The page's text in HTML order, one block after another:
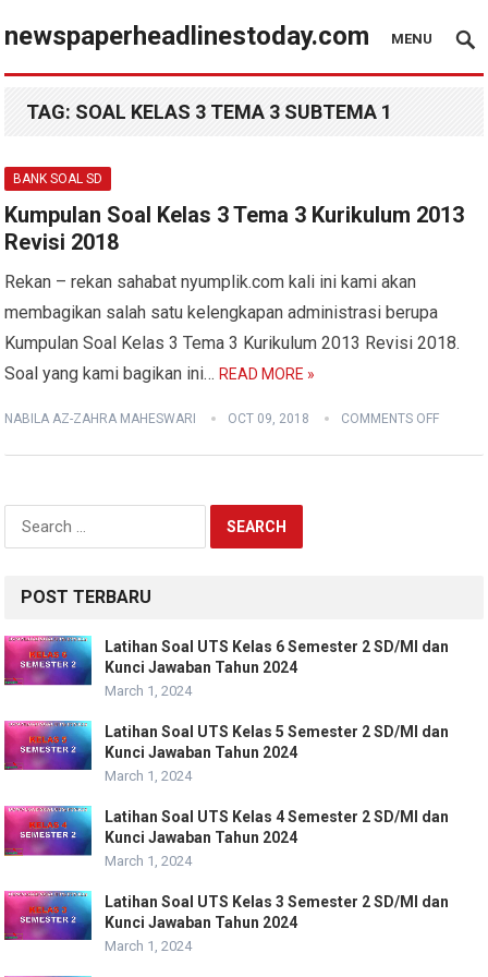
newspaperheadlinestoday.com MENU
TAG: SOAL KELAS 3 TEMA 3 SUBTEMA 1
BANK SOAL SD
Kumpulan Soal Kelas 3 Tema 3 Kurikulum 2013
Revisi 2018
Rekan – rekan sahabat nyumplik.com kali ini kami akan
membagikan salah satu kelengkapan administrasi berupa
Kumpulan Soal Kelas 3 Tema 3 Kurikulum 2013 Revisi 2018.
Soal yang kami bagikan ini…READ MORE »
NABILA AZ-ZAHRA MAHESWARI OCT 09, 2018 COMMENTS OFF
Search
for:
POST TERBARU
Latihan Soal UTS Kelas 6 Semester 2 SD/MI dan
Kunci Jawaban Tahun 2024
March 1, 2024
Latihan Soal UTS Kelas 5 Semester 2 SD/MI dan
Kunci Jawaban Tahun 2024
March 1, 2024
Latihan Soal UTS Kelas 4 Semester 2 SD/MI dan
Kunci Jawaban Tahun 2024
March 1, 2024
Latihan Soal UTS Kelas 3 Semester 2 SD/MI dan
Kunci Jawaban Tahun 2024
March 1, 2024